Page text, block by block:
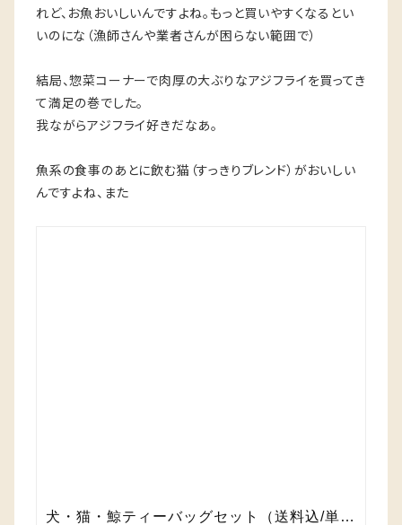
れど、お魚おいしいんですよね。もっと買いやすくなるとい
いのにな（漁師さんや業者さんが困らない範囲で）
結局、惣菜コーナーで肉厚の大ぶりなアジフライを買ってき
て満足の巻でした。
我ながらアジフライ好きだなあ。
魚系の食事のあとに飲む猫（すっきりブレンド）がおいしい
んですよね、また